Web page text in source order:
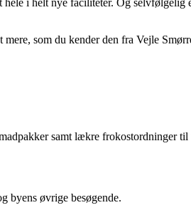
som du kender den fra Vejle
samt lækre frokostordninger
byens øvrige besøgende.